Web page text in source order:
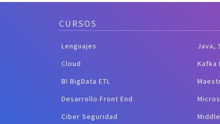
CURSOS
Lenguajes
Cloud
BI BigData ETL
Desarrollo Front End
Ciber Seguridad
Java,
Kafka